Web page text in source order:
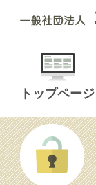
トップページ